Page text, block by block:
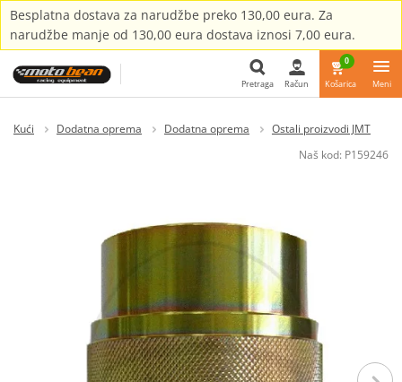
Besplatna dostava za narudžbe preko 130,00 eura. Za
narudžbe manje od 130,00 eura dostava iznosi 7,00 eura.
Pretraga
Pretraga Račun
0
Košarica Meni
Kući Dodatna oprema Dodatna oprema
Ostali proizvodi JMT
Naš kod: P159246